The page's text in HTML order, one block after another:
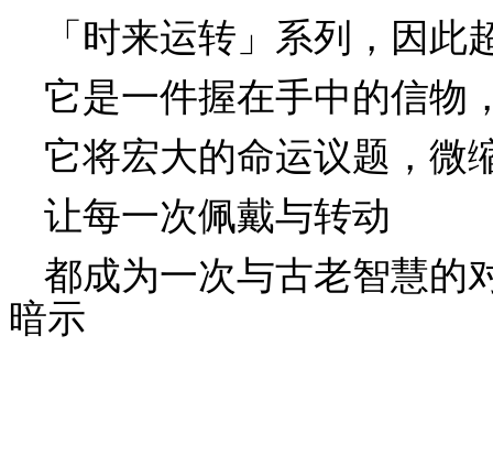
「时来运转」系列，因此
它是一件握在手中的信物
它将宏大的命运议题，微
让每一次佩戴与转动
都成为一次与古老智慧的
暗示